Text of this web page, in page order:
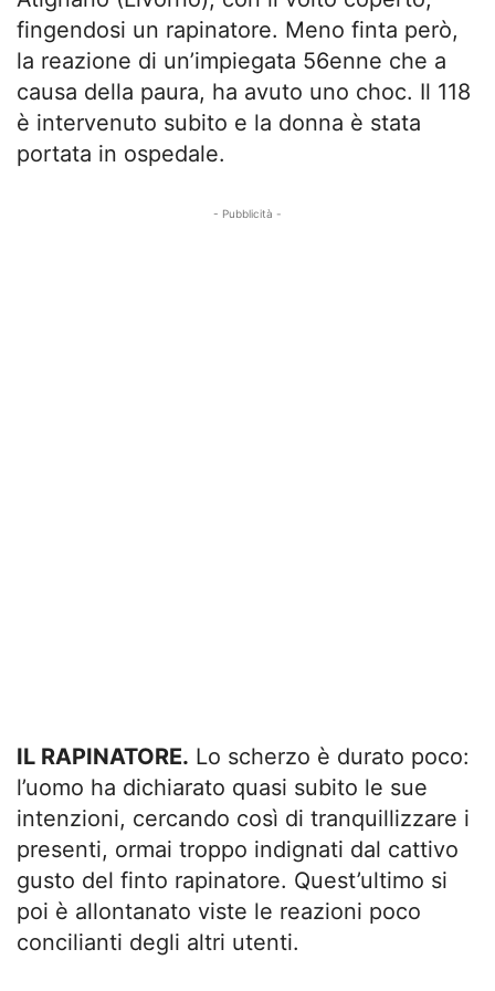
fingendosi un rapinatore. Meno finta però,
la reazione di un’impiegata 56enne che a
causa della paura, ha avuto uno choc. Il 118
è intervenuto subito e la donna è stata
portata in ospedale.
- Pubblicità -
IL RAPINATORE. Lo scherzo è durato poco:
l’uomo ha dichiarato quasi subito le sue
intenzioni, cercando così di tranquillizzare i
presenti, ormai troppo indignati dal cattivo
gusto del finto rapinatore. Quest’ultimo si
poi è allontanato viste le reazioni poco
concilianti degli altri utenti.